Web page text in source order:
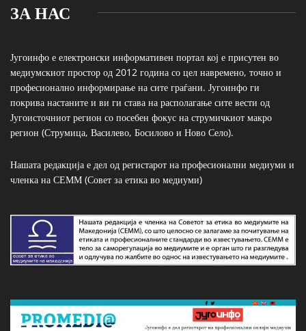
ЗА НАС
Југоинфо е електронски информативен портал кој е присутен во
медиумскиот простор од 2012 година со цел навремено, точно и
професионално информирање на сите граѓани. Југоинфо ги
покрива настаните и ви ги става на располагање сите вести од
Југоисточниот регион со посебен фокус на струмичкиот макро
регион (Струмица, Василево, Босилово и Ново Село).
Нашата редакција е дел од регистарот на професионални медиуми и
членка на СЕММ (Совет за етика во медиуми)